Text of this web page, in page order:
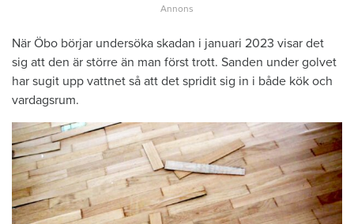
När Öbo börjar undersöka skadan i januari 2023 visar det
sig att den är större än man först trott. Sanden under golvet
har sugit upp vattnet så att det spridit sig in i både kök och
vardagsrum.